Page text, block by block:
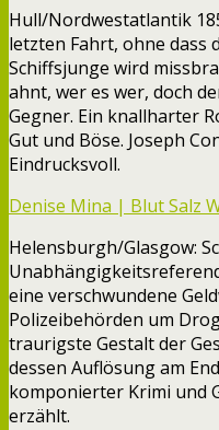
Hull/Nordwestatlantik
letzten Fahrt, ohne dass
Schiffsjunge wird
ahnt, wer es wer, doch
Gegner. Ein knallharter
Gut und Böse. Joseph
Eindrucksvoll.
Denise Mina | Blut Salz
Helensburgh/Glasgow:
eine verschwundene
Polizeibehörden um
traurigste Gestalt der
dessen Auflösung am
komponierter Krimi und
erzählt.